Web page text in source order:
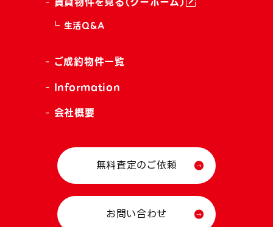
生活Q&A
ご成約物件一覧
Information
会社概要
無料査定のご依頼
お問い合わせ